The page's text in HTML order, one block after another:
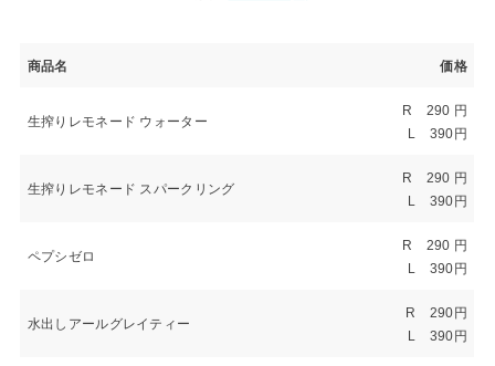
商品名 価格
生搾りレモネード ウォーター
R 290 円
L 390円
生搾りレモネード スパークリング
R 290 円
L 390円
ペプシゼロ
R 290 円
L 390円
水出しアールグレイティー
R 290円
L 390円